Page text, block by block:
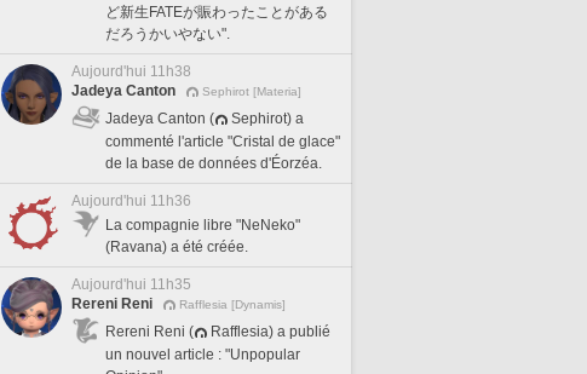
ど新生FATEが賑わったことがある
だろうかいやない".
Aujourd'hui 11h38
Jadeya Canton
Sephirot [Materia]
Jadeya Canton (
Sephirot) a
commenté l'article "Cristal de glace"
de la base de données d'Éorzéa.
Aujourd'hui 11h36
La compagnie libre "NeNeko"
(Ravana) a été créée.
Aujourd'hui 11h35
Rereni Reni
Rafflesia [Dynamis]
Rereni Reni (
Rafflesia) a publié
un nouvel article : "Unpopular